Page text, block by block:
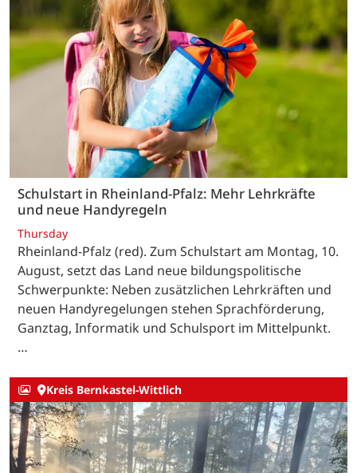
Schulstart in Rheinland-Pfalz: Mehr Lehrkräfte
und neue Handyregeln
Thursday
Rheinland-Pfalz (red). Zum Schulstart am Montag, 10.
August, setzt das Land neue bildungspolitische
Schwerpunkte: Neben zusätzlichen Lehrkräften und
neuen Handyregelungen stehen Sprachförderung,
Ganztag, Informatik und Schulsport im Mittelpunkt.
…
Kreis Bernkastel-Wittlich